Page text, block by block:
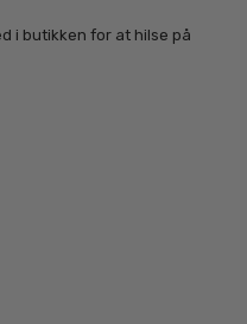
i butikken for at hilse på